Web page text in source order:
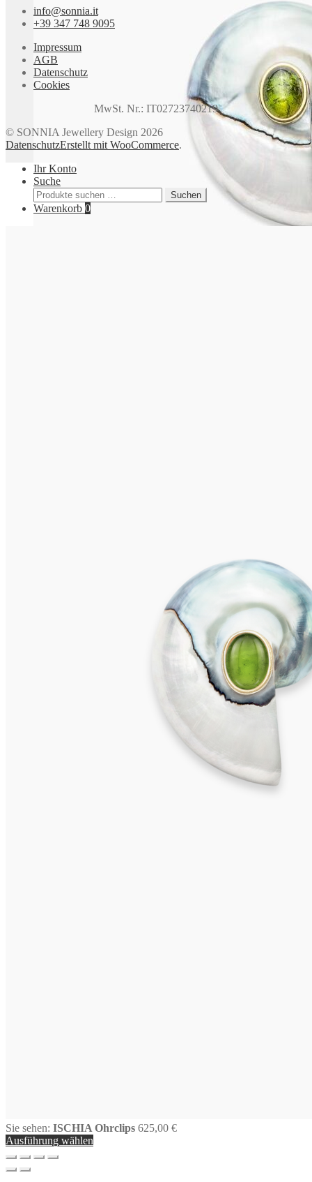
info@sonnia.it
+39 347 748 9095
Impressum
AGB
Datenschutz
Cookies
MwSt. Nr.: IT02723740219
© SONNIA Jewellery Design 2026
DatenschutzErstellt mit WooCommerce.
Ihr Konto
Suche
Suchen
nach:
Suchen
Warenkorb 0
Sie sehen: ISCHIA Ohrclips 625,00 €
Ausführung wählen